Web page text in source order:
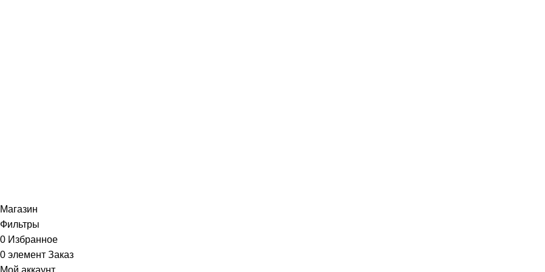
Магазин
Фильтры
0 Избранное
0 элемент Заказ
Мой аккаунт